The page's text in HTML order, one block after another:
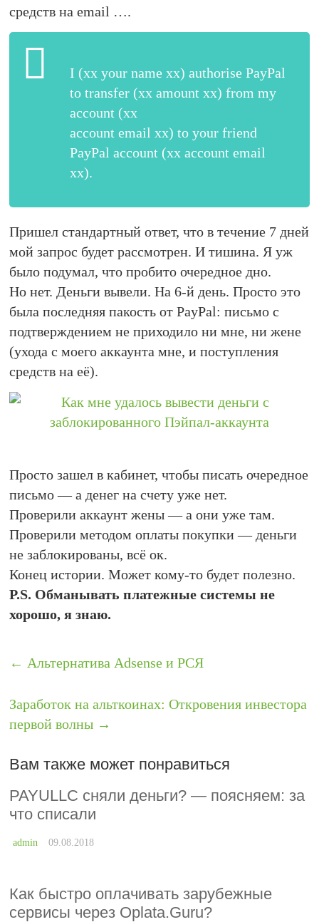
средств на email ….
I (xx your name xx) authorise PayPal
to transfer (xx amount xx) from my
account (xx
account email xx) to your friend
PayPal account (xx account email
xx).
Пришел стандартный ответ, что в течение 7 дней
мой запрос будет рассмотрен. И тишина. Я уж
было подумал, что пробито очередное дно.
Но нет. Деньги вывели. На 6-й день. Просто это
была последняя пакость от PayPal: письмо с
подтверждением не приходило ни мне, ни жене
(ухода с моего аккаунта мне, и поступления
средств на её).
Просто зашел в кабинет, чтобы писать очередное
письмо — а денег на счету уже нет.
Проверили аккаунт жены — а они уже там.
Проверили методом оплаты покупки — деньги
не заблокированы, всё ок.
Конец истории. Может кому-то будет полезно.
P.S. Обманывать платежные системы не
хорошо, я знаю.
← Альтернатива Adsense и РСЯ
Заработок на альткоинах: Откровения инвестора
первой волны →
Вам также может понравиться
PAYULLC сняли деньги? — поясняем: за
что списали
admin 09.08.2018
Как быстро оплачивать зарубежные
сервисы через Oplata.Guru?